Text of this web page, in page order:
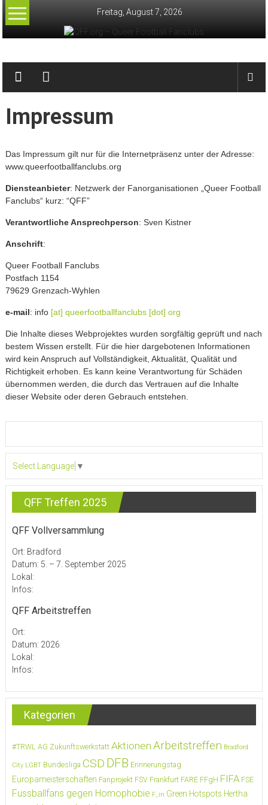
Zum
Inhalt
Freitag, August 7, 2026
QFF.org
–
Queer
Football
Fanclubs
Impressum
Das Impressum gilt nur für die Internetpräsenz unter der Adresse:
www.queerfootballfanclubs.org
Diensteanbieter: Netzwerk der Fanorganisationen „Queer Football
Fanclubs“ kurz: “QFF”
Verantwortliche Ansprechperson: Sven Kistner
Anschrift:
Queer Football Fanclubs
Postfach 1154
79629 Grenzach-Wyhlen
e-mail: info[at] queerfootballfanclubs [dot] org
Die Inhalte dieses Webprojektes wurden sorgfältig geprüft und nach
bestem Wissen erstellt. Für die hier dargebotenen Informationen
wird kein Anspruch auf Vollständigkeit, Aktualität, Qualität und
Richtigkeit erhoben. Es kann keine Verantwortung für Schäden
übernommen werden, die durch das Vertrauen auf die Inhalte
dieser Website oder deren Gebrauch entstehen.
Select Language ▼
QFF Treffen 2025
QFF Vollversammlung
Ort: Bradford
Datum: 5. – 7. September 2025
Lokal:
Infos:
QFF Arbeitstreffen
Ort:
Datum: 2026
Lokal:
Infos:
Kategorien
#TRWL AG Zukunftswerkstatt Aktionen Arbeitstreffen Bradford
City LGBT Bundesliga CSD DFB Erinnerungstag
Europameisterschaften Fanprojekt FSV Frankfurt FARE FFgH FIFA FSE
Fussballfans gegen Homophobie F_in Green Hotspots Hertha